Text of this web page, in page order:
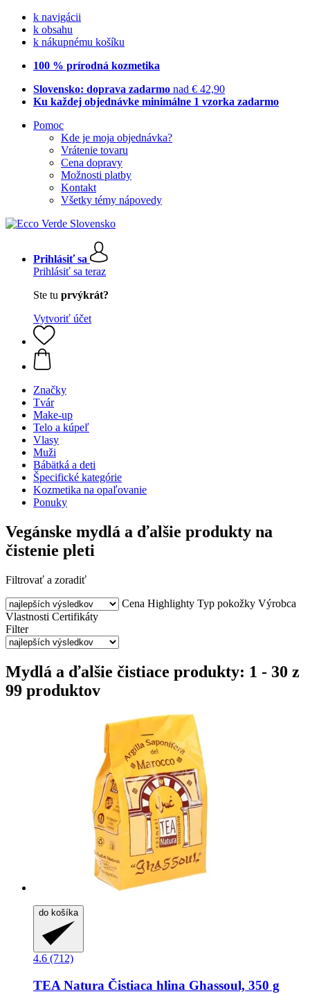
k navigácii
k obsahu
k nákupnému košíku
100 % prírodná kozmetika
Slovensko: doprava zadarmo nad € 42,90
Ku každej objednávke minimálne 1 vzorka zadarmo
Pomoc
Kde je moja objednávka?
Vrátenie tovaru
Cena dopravy
Možnosti platby
Kontakt
Všetky témy nápovedy
Prihlásiť sa
Prihlásiť sa teraz
Ste tu prvýkrát?
Vytvoriť účet
Značky
Tvár
Make-up
Telo a kúpeľ
Vlasy
Muži
Bábätká a deti
Špecifické kategórie
Kozmetika na opaľovanie
Ponuky
Vegánske mydlá a ďalšie produkty na
čistenie pleti
Filtrovať a zoradiť
Cena Highlighty Typ pokožky Výrobca
Vlastnosti Certifikáty
Filter
Mydlá a ďalšie čistiace produkty: 1 - 30 z
99 produktov
do košíka
4.6 (712)
TEA Natura Čistiaca hlina Ghassoul, 350 g